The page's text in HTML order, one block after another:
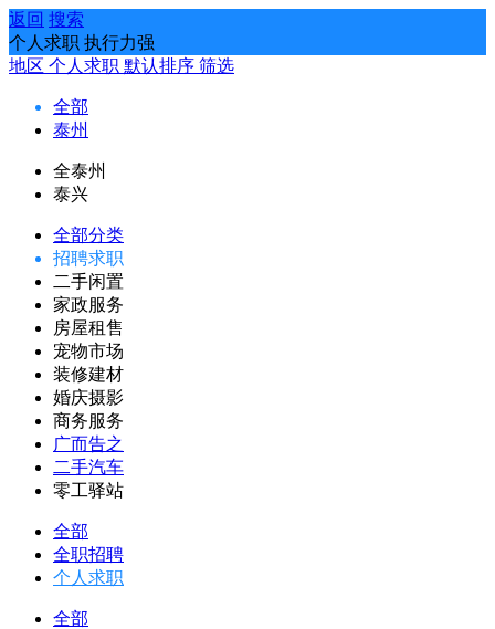
返回 搜索
个人求职 执行力强
地区 个人求职 默认排序 筛选
全部
泰州
全泰州
泰兴
全部分类
招聘求职
二手闲置
家政服务
房屋租售
宠物市场
装修建材
婚庆摄影
商务服务
广而告之
二手汽车
零工驿站
全部
全职招聘
个人求职
全部